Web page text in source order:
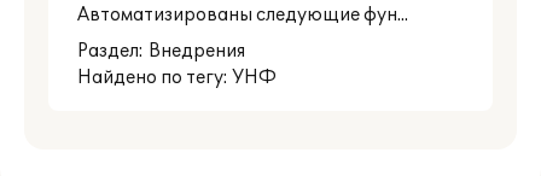
Автоматизированы следующие фун...
Раздел: Внедрения
Найдено по тегу: УНФ